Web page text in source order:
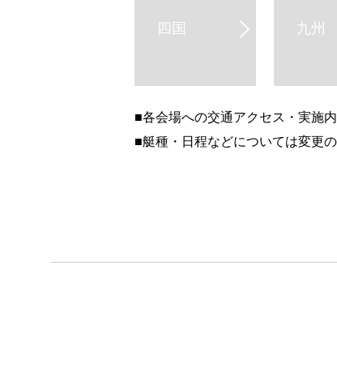
四国 九州
■各会場への交通アクセス・実施
■艇種・日程などについては変更